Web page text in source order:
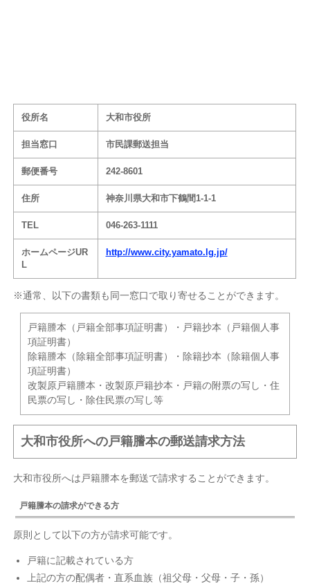
役所名 大和市役所
担当窓口 市民課郵送担当
郵便番号 242-8601
住所 神奈川県大和市下鶴間1-1-1
TEL 046-263-1111
ホームページUR
L
http://www.city.yamato.lg.jp/
※通常、以下の書類も同一窓口で取り寄せることができます。
戸籍謄本（戸籍全部事項証明書）・戸籍抄本（戸籍個人事
項証明書）
除籍謄本（除籍全部事項証明書）・除籍抄本（除籍個人事
項証明書）
改製原戸籍謄本・改製原戸籍抄本・戸籍の附票の写し・住
民票の写し・除住民票の写し等
大和市役所への戸籍謄本の郵送請求方法
大和市役所へは戸籍謄本を郵送で請求することができます。
戸籍謄本の請求ができる方
原則として以下の方が請求可能です。
戸籍に記載されている方
上記の方の配偶者・直系血族（祖父母・父母・子・孫）